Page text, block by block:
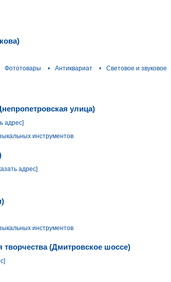
Фототовары • Антиквариат •
Световое и звуковое
улица)
адрес]
инструментов
адрес]
инструментов
(Дмитровское шоссе)